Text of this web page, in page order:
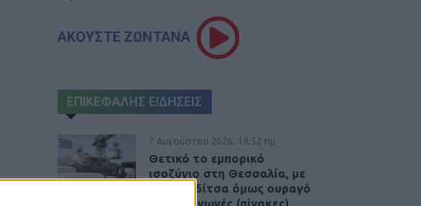
ΑΚΟΥΣΤΕ ΖΩΝΤΑΝΑ
ΕΠΙΚΕΦΑΛΗΣ ΕΙΔΗΣΕΙΣ
7 Αυγούστου 2026, 10:52 πμ
Θετικό το εμπορικό
ισοζύγιο στη Θεσσαλία, με
την Καρδίτσα όμως ουραγό
στις εξαγωγές (πίνακες)